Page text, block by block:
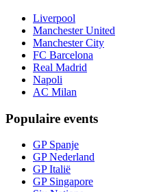
Liverpool
Manchester United
Manchester City
FC Barcelona
Real Madrid
Napoli
AC Milan
Populaire events
GP Spanje
GP Nederland
GP Italië
GP Singapore